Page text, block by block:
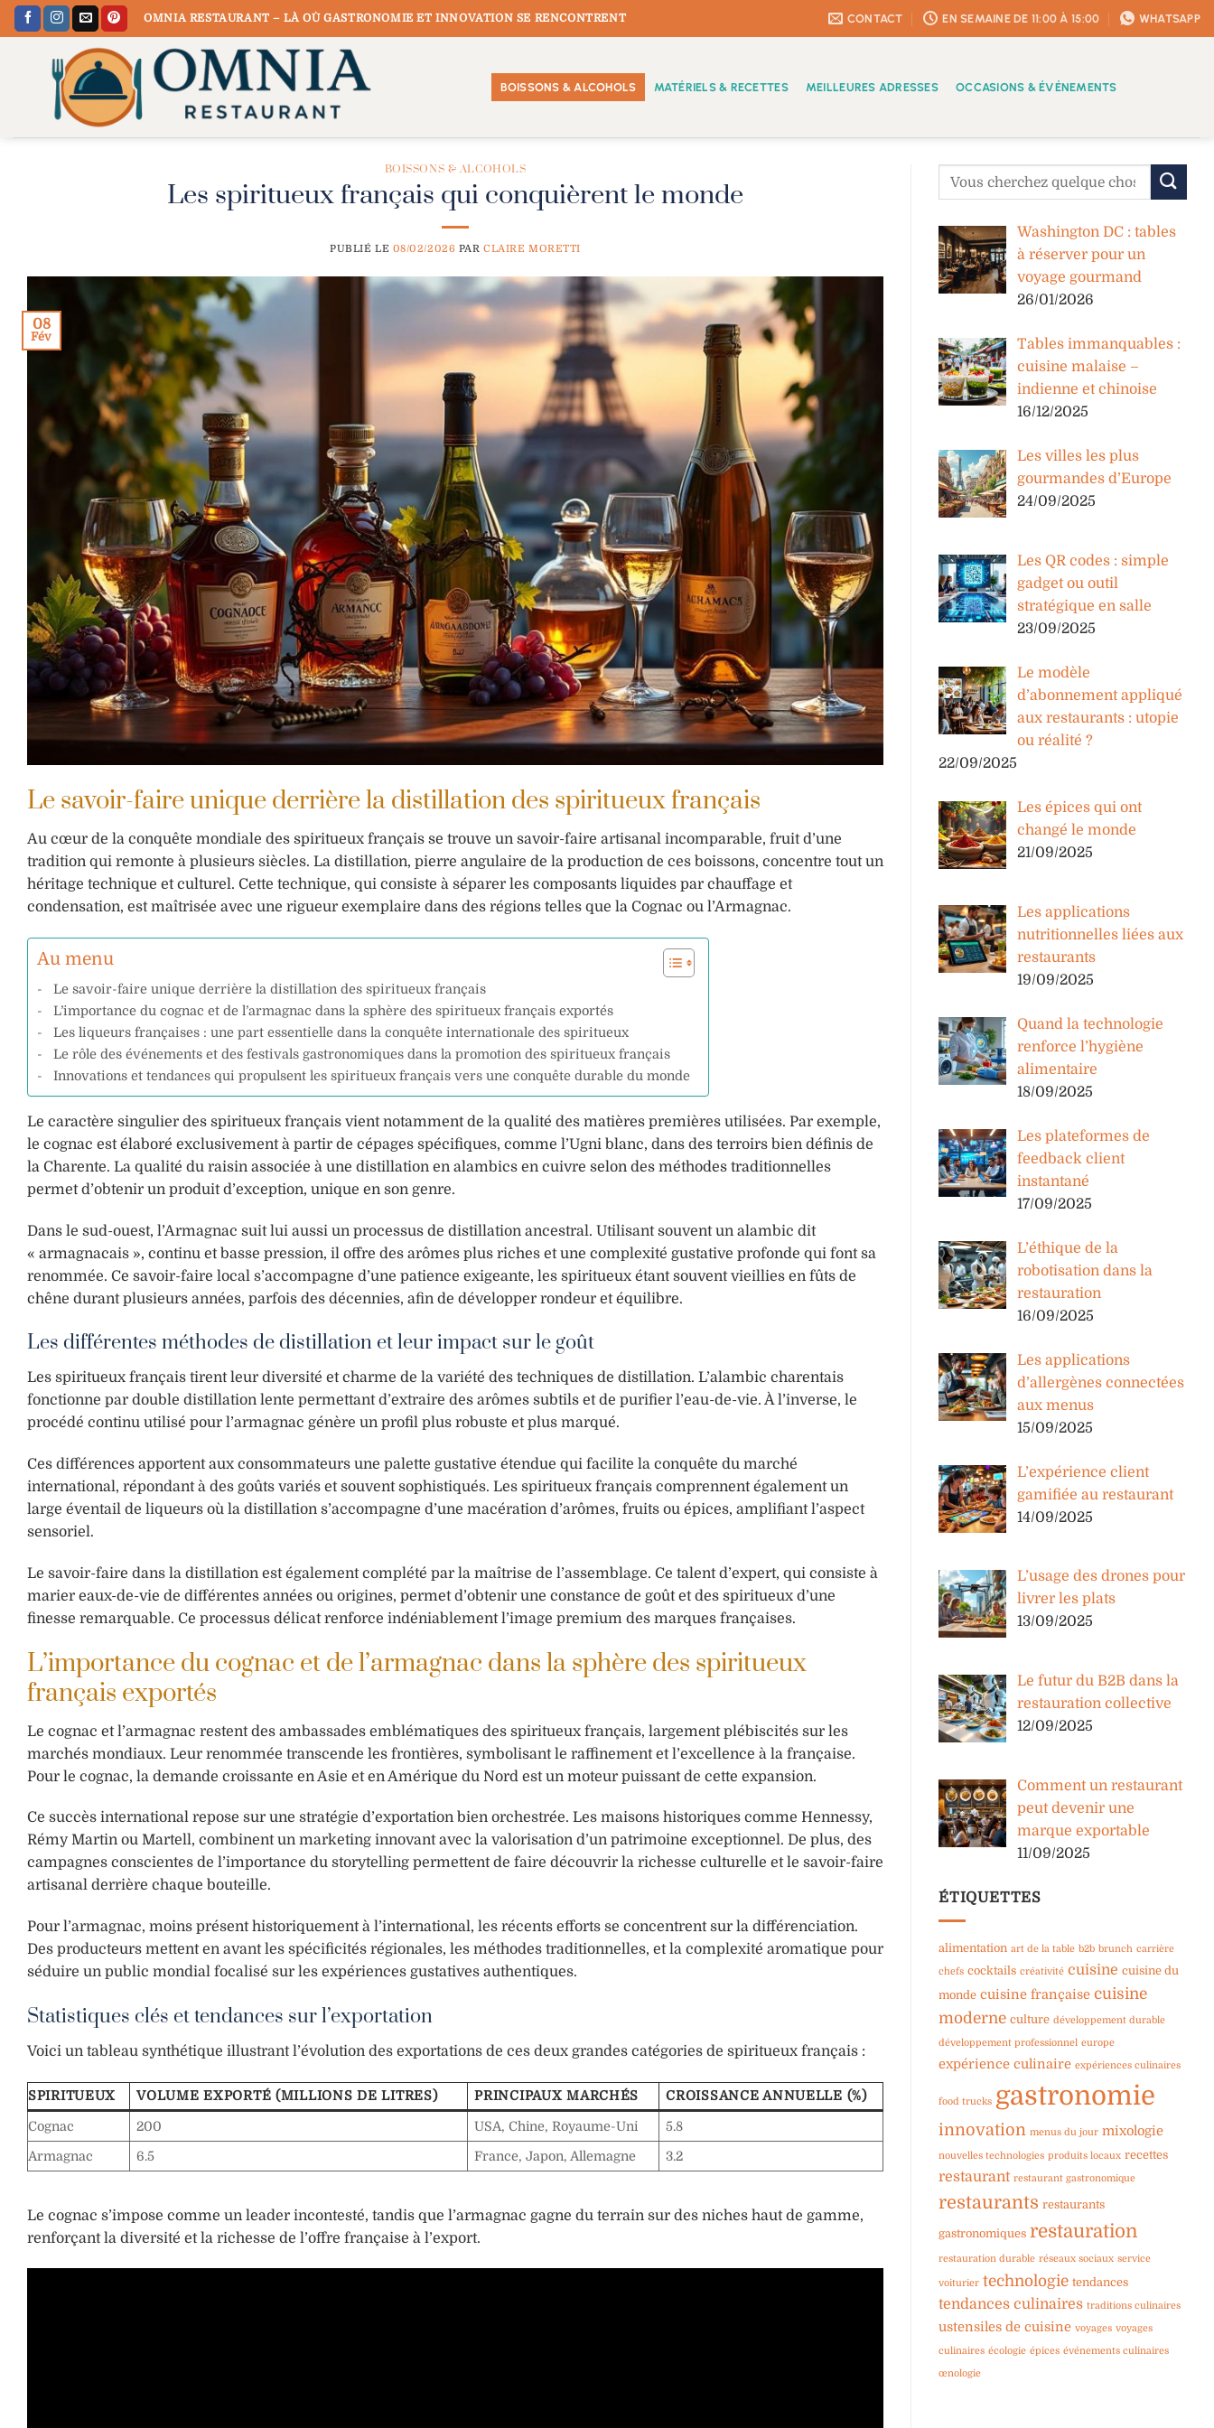
Passer
au
contenu
OMNIA RESTAURANT – LÀ OÙ GASTRONOMIE ET INNOVATION SE RENCONTRENT CONTACT EN SEMAINE DE 11:00 À 15:00 WHATSAPP
BOISSONS & ALCOHOLS MATÉRIELS & RECETTES MEILLEURES ADRESSES OCCASIONS & ÉVÉNEMENTS
BOISSONS & ALCOHOLS
Les spiritueux français qui conquièrent le monde
PUBLIÉ LE 08/02/2026 PARCLAIRE MORETTI
08
Fév
Le savoir-faire unique derrière la distillation des spiritueux français
Au cœur de la conquête mondiale des spiritueux français se trouve un savoir-faire artisanal incomparable, fruit d’une
tradition qui remonte à plusieurs siècles. La distillation, pierre angulaire de la production de ces boissons, concentre tout un
héritage technique et culturel. Cette technique, qui consiste à séparer les composants liquides par chauffage et
condensation, est maîtrisée avec une rigueur exemplaire dans des régions telles que la Cognac ou l’Armagnac.
Au menu
Le savoir-faire unique derrière la distillation des spiritueux français
L’importance du cognac et de l’armagnac dans la sphère des spiritueux français exportés
Les liqueurs françaises : une part essentielle dans la conquête internationale des spiritueux
Le rôle des événements et des festivals gastronomiques dans la promotion des spiritueux français
Innovations et tendances qui propulsent les spiritueux français vers une conquête durable du monde
Le caractère singulier des spiritueux français vient notamment de la qualité des matières premières utilisées. Par exemple,
le cognac est élaboré exclusivement à partir de cépages spécifiques, comme l’Ugni blanc, dans des terroirs bien définis de
la Charente. La qualité du raisin associée à une distillation en alambics en cuivre selon des méthodes traditionnelles
permet d’obtenir un produit d’exception, unique en son genre.
Dans le sud-ouest, l’Armagnac suit lui aussi un processus de distillation ancestral. Utilisant souvent un alambic dit
« armagnacais », continu et basse pression, il offre des arômes plus riches et une complexité gustative profonde qui font sa
renommée. Ce savoir-faire local s’accompagne d’une patience exigeante, les spiritueux étant souvent vieillies en fûts de
chêne durant plusieurs années, parfois des décennies, afin de développer rondeur et équilibre.
Les différentes méthodes de distillation et leur impact sur le goût
Les spiritueux français tirent leur diversité et charme de la variété des techniques de distillation. L’alambic charentais
fonctionne par double distillation lente permettant d’extraire des arômes subtils et de purifier l’eau-de-vie. À l’inverse, le
procédé continu utilisé pour l’armagnac génère un profil plus robuste et plus marqué.
Ces différences apportent aux consommateurs une palette gustative étendue qui facilite la conquête du marché
international, répondant à des goûts variés et souvent sophistiqués. Les spiritueux français comprennent également un
large éventail de liqueurs où la distillation s’accompagne d’une macération d’arômes, fruits ou épices, amplifiant l’aspect
sensoriel.
Le savoir-faire dans la distillation est également complété par la maîtrise de l’assemblage. Ce talent d’expert, qui consiste à
marier eaux-de-vie de différentes années ou origines, permet d’obtenir une constance de goût et des spiritueux d’une
finesse remarquable. Ce processus délicat renforce indéniablement l’image premium des marques françaises.
L’importance du cognac et de l’armagnac dans la sphère des spiritueux
français exportés
Le cognac et l’armagnac restent des ambassades emblématiques des spiritueux français, largement plébiscités sur les
marchés mondiaux. Leur renommée transcende les frontières, symbolisant le raffinement et l’excellence à la française.
Pour le cognac, la demande croissante en Asie et en Amérique du Nord est un moteur puissant de cette expansion.
Ce succès international repose sur une stratégie d’exportation bien orchestrée. Les maisons historiques comme Hennessy,
Rémy Martin ou Martell, combinent un marketing innovant avec la valorisation d’un patrimoine exceptionnel. De plus, des
campagnes conscientes de l’importance du storytelling permettent de faire découvrir la richesse culturelle et le savoir-faire
artisanal derrière chaque bouteille.
Pour l’armagnac, moins présent historiquement à l’international, les récents efforts se concentrent sur la différenciation.
Des producteurs mettent en avant les spécificités régionales, les méthodes traditionnelles, et la complexité aromatique pour
séduire un public mondial focalisé sur les expériences gustatives authentiques.
Statistiques clés et tendances sur l’exportation
Voici un tableau synthétique illustrant l’évolution des exportations de ces deux grandes catégories de spiritueux français :
SPIRITUEUX VOLUME EXPORTÉ (MILLIONS DE LITRES) PRINCIPAUX MARCHÉS CROISSANCE ANNUELLE (%)
Cognac 200 USA, Chine, Royaume-Uni 5.8
Armagnac 6.5 France, Japon, Allemagne 3.2
Le cognac s’impose comme un leader incontesté, tandis que l’armagnac gagne du terrain sur des niches haut de gamme,
renforçant la diversité et la richesse de l’offre française à l’export.
Washington DC : tables
à réserver pour un
voyage gourmand
26/01/2026
Tables immanquables :
cuisine malaise –
indienne et chinoise
16/12/2025
Les villes les plus
gourmandes d’Europe
24/09/2025
Les QR codes : simple
gadget ou outil
stratégique en salle
23/09/2025
Le modèle
d’abonnement appliqué
aux restaurants : utopie
ou réalité ?
22/09/2025
Les épices qui ont
changé le monde
21/09/2025
Les applications
nutritionnelles liées aux
restaurants
19/09/2025
Quand la technologie
renforce l’hygiène
alimentaire
18/09/2025
Les plateformes de
feedback client
instantané
17/09/2025
L’éthique de la
robotisation dans la
restauration
16/09/2025
Les applications
d’allergènes connectées
aux menus
15/09/2025
L’expérience client
gamifiée au restaurant
14/09/2025
L’usage des drones pour
livrer les plats
13/09/2025
Le futur du B2B dans la
restauration collective
12/09/2025
Comment un restaurant
peut devenir une
marque exportable
11/09/2025
ÉTIQUETTES
alimentation art de la table b2b brunch carrière
chefs cocktails créativité cuisine cuisine du
monde cuisine française cuisine
moderne culture développement durable
développement professionnel europe
expérience culinaire expériences culinaires
food trucks gastronomie
innovation menus du jour mixologie
nouvelles technologies produits locaux recettes
restaurant restaurant gastronomique
restaurants restaurants
gastronomiques restauration
restauration durable réseaux sociaux service
voiturier technologie tendances
tendances culinaires traditions culinaires
ustensiles de cuisine voyages voyages
culinaires écologie épices événements culinaires
œnologie